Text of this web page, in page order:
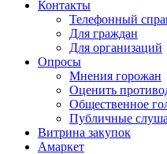
Контакты
Телефонный
Для граждан
Для организаций
Опросы
Мнения горожан
Оценить
Общественное
Публичные
Витрина закупок
Амаркет